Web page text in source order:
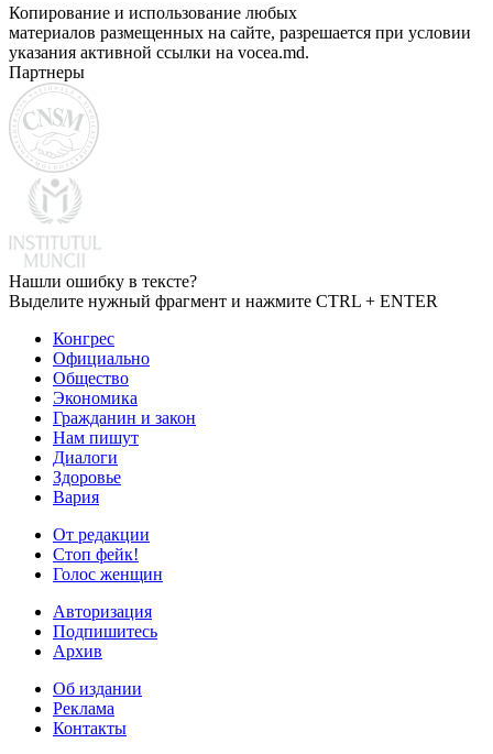
Копирование и использование любых
материалов размещенных на сайте, разрешается при условии
указания активной ссылки на vocea.md.
Партнеры
Нашли ошибку в тексте?
Выделите нужный фрагмент и нажмите CTRL + ENTER
Конгрес
Официально
Общество
Экономика
Гражданин и закон
Нам пишут
Диалоги
Здоровье
Вария
От редакции
Стоп фейк!
Голос женщин
Авторизация
Подпишитесь
Архив
Об издании
Реклама
Контакты